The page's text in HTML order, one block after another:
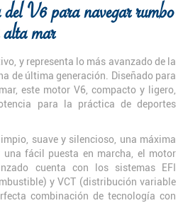
V6 para navegar rumbo
mar
y representa lo más avanzado de la
de última generación. Diseñado para
este motor V6, compacto y ligero,
para la práctica de deportes
suave y silencioso, una máxima
fácil puesta en marcha, el motor
cuenta con los sistemas EFI
y VCT (distribución variable
combinación de tecnología con